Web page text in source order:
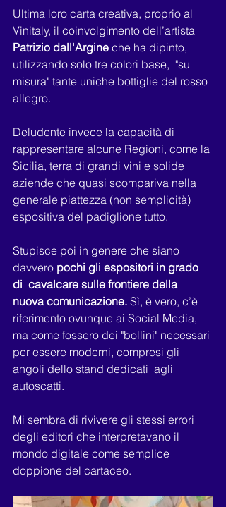
Ultima loro carta creativa, proprio al
Vinitaly, il coinvolgimento dell’artista
Patrizio dall'Argine che ha dipinto,
utilizzando solo tre colori base,  "su
misura" tante uniche bottiglie del rosso
allegro.
Deludente invece la capacità di
rappresentare alcune Regioni, come la
Sicilia, terra di grandi vini e solide
aziende che quasi scompariva nella
generale piattezza (non semplicità)
espositiva del padiglione tutto.
Stupisce poi in genere che siano
davvero pochi gli espositori in grado
di  cavalcare sulle frontiere della
nuova comunicazione. Sì, è vero, c’è
riferimento ovunque ai Social Media,
ma come fossero dei "bollini" necessari
per essere moderni, compresi gli
angoli dello stand dedicati  agli
autoscatti.
Mi sembra di rivivere gli stessi errori
degli editori che interpretavano il
mondo digitale come semplice
doppione del cartaceo.